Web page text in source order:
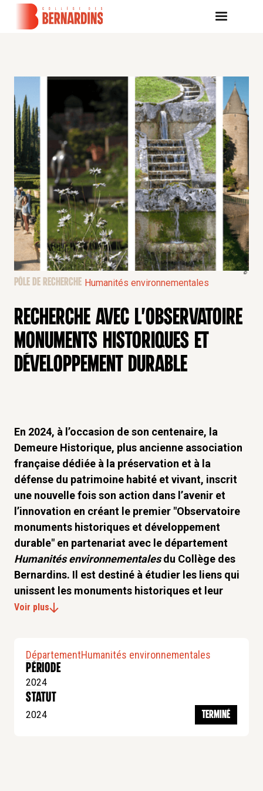
©
PÔLE DE RECHERCHE Humanités environnementales
RECHERCHE AVEC L'OBSERVATOIRE
MONUMENTS HISTORIQUES ET
DÉVELOPPEMENT DURABLE
En 2024, à l’occasion de son centenaire, la
Demeure Historique, plus ancienne association
française dédiée à la préservation et à la
défense du patrimoine habité et vivant, inscrit
une nouvelle fois son action dans l’avenir et
l’innovation en créant le premier "Observatoire
monuments historiques et développement
durable" en partenariat avec le département
Humanités environnementalesdu Collège des
Bernardins. Il est destiné à étudier les liens qui
unissent les monuments historiques et leur
environnement dans le cadre de la prise de
biodiversité.
Cet "Observatoire monuments historiques et
développement durable" se tient sous l’égide du
Voir plus
DépartementHumanités environnementales
Période
2024
statut
2024 TERMINÉ